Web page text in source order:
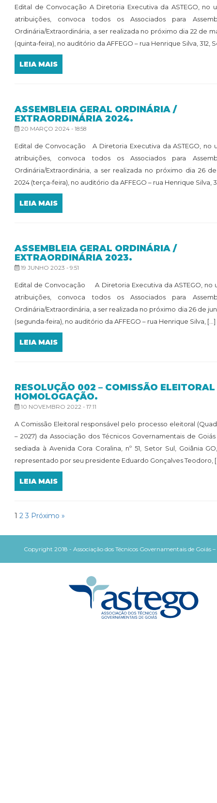
Edital de Convocação A Diretoria Executiva da ASTEGO, no
atribuições, convoca todos os Associados para
Ordinária/Extraordinária, a ser realizada no próximo dia 22 de
(quinta-feira), no auditório da AFFEGO – rua Henrique Silva, 312,
LEIA MAIS
ASSEMBLEIA GERAL ORDINÁRIA /
EXTRAORDINÁRIA 2024.
20 MARÇO 2024 - 18:58
Edital de Convocação A Diretoria Executiva da ASTEGO, no
atribuições, convoca todos os Associados para
Ordinária/Extraordinária, a ser realizada no próximo dia 26
2024 (terça-feira), no auditório da AFFEGO – rua Henrique Silva,
LEIA MAIS
ASSEMBLEIA GERAL ORDINÁRIA /
EXTRAORDINÁRIA 2023.
19 JUNHO 2023 - 9:51
Edital de Convocação A Diretoria Executiva da ASTEGO, no
atribuições, convoca todos os Associados para
Ordinária/Extraordinária, a ser realizada no próximo dia 26 de
(segunda-feira), no auditório da AFFEGO – rua Henrique Silva, [...]
LEIA MAIS
RESOLUÇÃO 002 – COMISSÃO ELEITORAL
HOMOLOGAÇÃO.
10 NOVEMBRO 2022 - 17:11
A Comissão Eleitoral responsável pelo processo eleitoral
– 2027) da Associação dos Técnicos Governamentais de Goiás
sediada à Avenida Cora Coralina, nº 51, Setor Sul, Goiânia
representado por seu presidente Eduardo Gonçalves Teodoro,
LEIA MAIS
1 2 3 Próximo »
Copyright 2018 - Associação dos Técnicos Governamentais de Goiás